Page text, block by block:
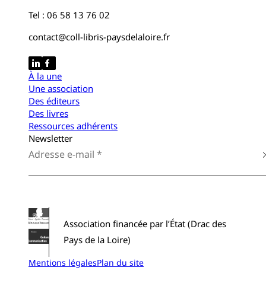
Tel : 06 58 13 76 02
contact@coll-libris-paysdelaloire.fr
À la une
Une association
Des éditeurs
Des livres
Ressources adhérents
Newsletter
Association financée par l’État (Drac des
Pays de la Loire)
Mentions légalesPlan du site